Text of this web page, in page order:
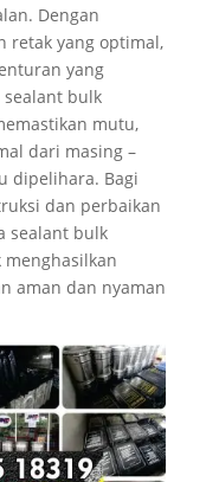
Dengan
retak yang optimal,
yang
bulk
mutu,
dari masing –
dipelihara. Bagi
dan perbaikan
sealant bulk
aman dan nyaman